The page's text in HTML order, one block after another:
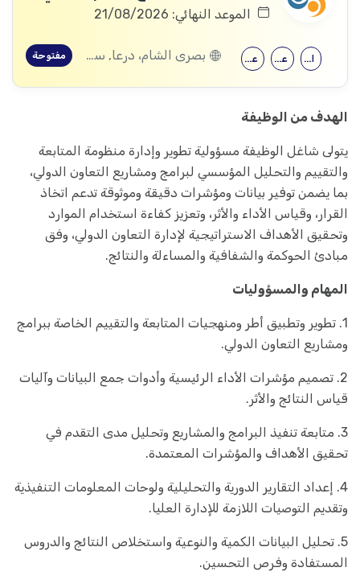
الموعد النهائي: 21/08/2026
علم اجتماع علم النفس الحقوق بصرى الشام، درعا, سعسع، ريف دمشق, المسيفرة، درعا, قدسيا، ريف دمشق, قطنا، ريف دمشق, مضايا، ريف دمشق, المزرعة، السويداء, الجيزة، درعا, الديماس، ريف دمشق, سرغايا، ريف دمشق, بيت جن، ريف دمشق, عين الفيجة، ريف دمشق, خربة غزالة، درعا, عش الشجرة، درعا, داعل، درعا, المزيريب، درعا, كوم الباشا، القنيطرة, جباتا الخشب، القنيطرة, ممتنة، القنيطرة, نبع الصخر، القنيطرة, خان أرنبة، القنيطرة, مشناف، السويداء مفتوحة
الهدف من الوظيفة
يتولى شاغل الوظيفة مسؤولية تطوير وإدارة منظومة المتابعة
والتقييم والتحليل المؤسسي لبرامج ومشاريع التعاون الدولي،
بما يضمن توفير بيانات ومؤشرات دقيقة وموثوقة تدعم اتخاذ
القرار، وقياس الأداء والأثر، وتعزيز كفاءة استخدام الموارد
وتحقيق الأهداف الاستراتيجية لإدارة التعاون الدولي، وفق
مبادئ الحوكمة والشفافية والمساءلة والنتائج.
المهام والمسؤوليات
1. تطوير وتطبيق أطر ومنهجيات المتابعة والتقييم الخاصة ببرامج
ومشاريع التعاون الدولي.
2. تصميم مؤشرات الأداء الرئيسية وأدوات جمع البيانات وآليات
قياس النتائج والأثر.
3. متابعة تنفيذ البرامج والمشاريع وتحليل مدى التقدم في
تحقيق الأهداف والمؤشرات المعتمدة.
4. إعداد التقارير الدورية والتحليلية ولوحات المعلومات التنفيذية
وتقديم التوصيات اللازمة للإدارة العليا.
5. تحليل البيانات الكمية والنوعية واستخلاص النتائج والدروس
المستفادة وفرص التحسين.